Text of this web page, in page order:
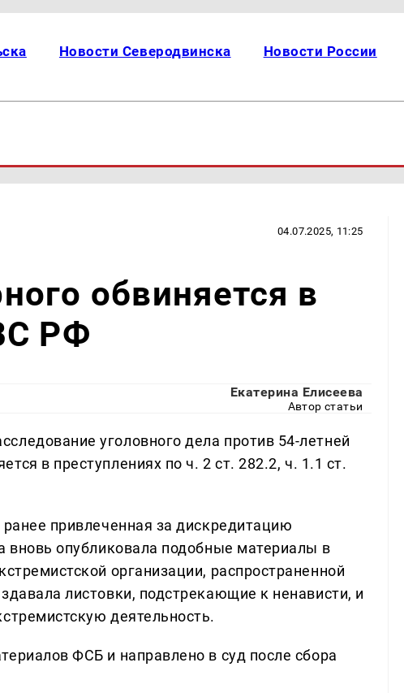
Новости Северодвинска Новости России
04.07.2025, 11:25
обвиняется в
РФ
Екатерина Елисеева
Автор статьи
уголовного дела против 54-летней
в преступлениях по ч. 2 ст. 282.2, ч. 1.1 ст.
привлеченная за дискредитацию
вновь опубликовала подобные материалы в
организации, распространенной
листовки, подстрекающие к ненависти, и
деятельность.
ФСБ и направлено в суд после сбора